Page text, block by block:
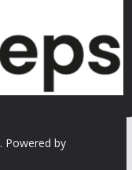
. Powered by